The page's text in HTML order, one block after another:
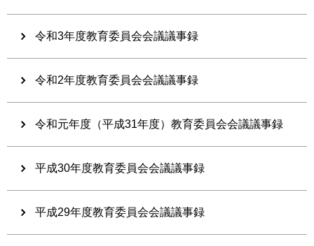
令和3年度教育委員会会議議事録
令和2年度教育委員会会議議事録
令和元年度（平成31年度）教育委員会会議議事録
平成30年度教育委員会会議議事録
平成29年度教育委員会会議議事録